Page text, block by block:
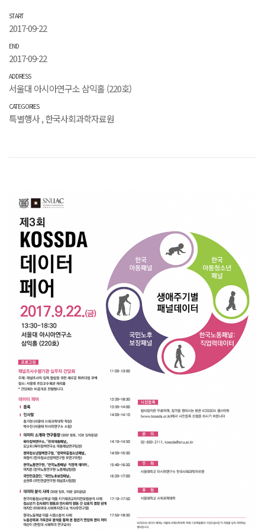
START
2017-09-22
END
2017-09-22
ADDRESS
서울대 아시아연구소 삼익홀 (220호)
CATEGORIES
특별행사,한국사회과학자료원